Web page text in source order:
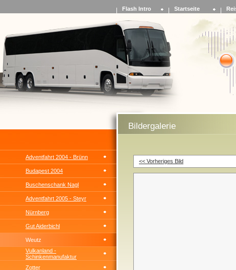
Flash Intro Startseite
Adventfahrt 2004 - Brünn
Budapest 2004
Buschenschank Nagl
Adventfahrt 2005 - Steyr
Nürnberg
Gut Aiderbichl
Weutz
Vulkanland -
Schinkenmanufaktur
Zotter
Bildergalerie
<< Vorheriges Bild